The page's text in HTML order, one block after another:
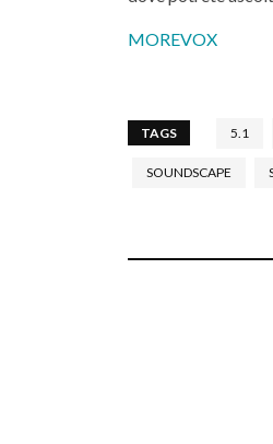
MOREVOX
TAGS 5.1
SOUNDSCAPE